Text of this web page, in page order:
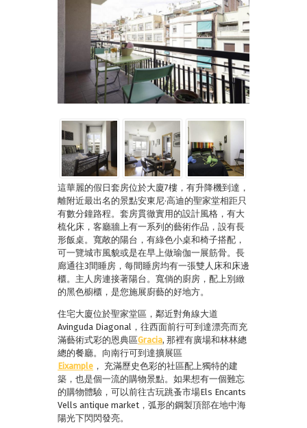
這華麗的假日套房位於大廈7樓，有升降機到達，
離附近最出名的景點安東尼·高迪的聖家堂相距只
有數分鐘路程。套房貫徹實用的設計風格，有大
梳化床，客廳牆上有一系列的藝術作品，設有長
形飯桌。寬敞的陽台，有綠色小桌和椅子搭配，
可一覽城市風貌或是在早上做瑜伽一展筋骨。長
廊通往3間睡房，每間睡房均有一張雙人床和床邊
櫃。主人房連接著陽台。寬倘的廚房，配上別緻
的黑色櫥櫃，是您施展廚藝的好地方。
住宅大廈位於聖家堂區，鄰近對角線大道
Avinguda Diagonal，往西面前行可到達漂亮而充
滿藝術式彩的恩典區Gracia, 那裡有廣場和林林總
總的餐廳。向南行可到達擴展區
Eixample ， 充滿歷史色彩的社區配上獨特的建
築，也是個一流的購物景點。如果想有一個難忘
的購物體驗，可以前往古玩跳蚤市場Els Encants
Vells antique market，弧形的鋼製頂部在地中海
陽光下閃閃發亮。